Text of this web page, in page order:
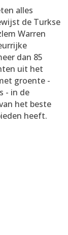
alles
de Turkse
Warren
dan 85
uit het
groente -
- in de
het beste
heeft.